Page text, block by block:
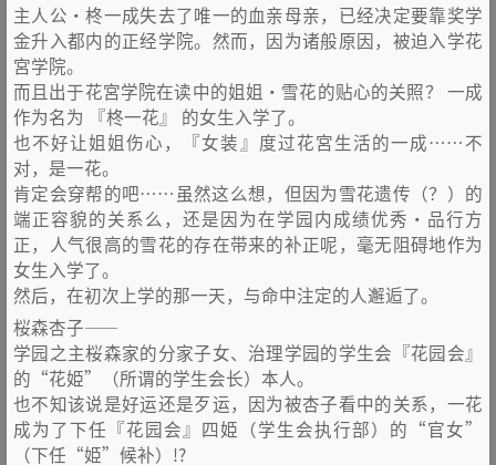
主人公・柊一成失去了唯一的血亲母亲，已经决定要靠奖学
金升入都内的正经学院。然而，因为诸般原因，被迫入学花
宮学院。
而且出于花宮学院在读中的姐姐・雪花的贴心的关照？ 一成
作为名为 『柊一花』 的女生入学了。
也不好让姐姐伤心，『女装』度过花宮生活的一成……不
对，是一花。
肯定会穿帮的吧……虽然这么想，但因为雪花遗传（？）的
端正容貌的关系么，还是因为在学园内成绩优秀・品行方
正，人气很高的雪花的存在带来的补正呢，毫无阻碍地作为
女生入学了。
然后，在初次上学的那一天，与命中注定的人邂逅了。
桜森杏子——
学园之主桜森家的分家子女、治理学园的学生会『花园会』
的“花姫”（所谓的学生会长）本人。
也不知该说是好运还是歹运，因为被杏子看中的关系，一花
成为了下任『花园会』四姫（学生会执行部）的“官女”
（下任“姫”候补）!?